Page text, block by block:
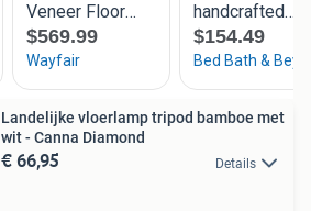
Landelijke vloerlamp tripod bamboe met
wit - Canna Diamond
€ 66,95 Details